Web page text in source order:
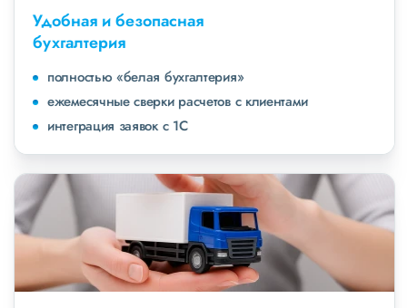
Удобная и безопасная
бухгалтерия
полностью «белая бухгалтерия»
ежемесячные сверки расчетов с клиентами
интеграция заявок с 1С